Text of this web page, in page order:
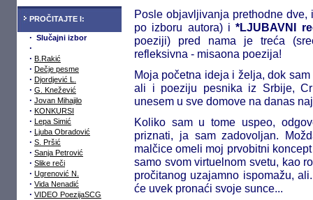
PROČITAJTE I:
· Slučajni izbor
·
· B.Rakić
· Dečje pesme
· Djordjević L.
· G. Knežević
· Jovan Mihajilo
· KONKURSI
· Lepa Simić
· Ljuba Obradović
· S. Pršić
· Sanja Petrović
· Slike reči
· Ugrenović N.
· Vida Nenadić
· VIDEO PoezijaSCG
Posle objavljivanja prethodne dve,
po izboru autora) i*LJUBAVNI
poeziji) pred nama je treća
refleksivna - misaona poezija!
Moja početna ideja i želja, dok
ali i poeziju pesnika iz Srbije,
unesem u sve domove na danas
Koliko sam u tome uspeo,
priznati, ja sam zadovoljan.
malčice omeli moj prvobitni
samo svom virtuelnom svetu, kao
pročitanog uzajamno ispomažu,
će uvek pronaći svoje sunce...